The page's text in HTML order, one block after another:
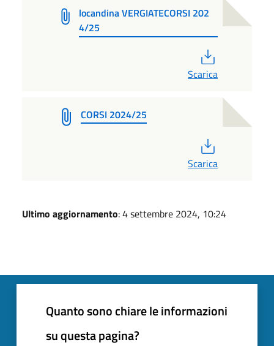
locandina VERGIATECORSI 202
4/25
Scarica
CORSI 2024/25
Scarica
Ultimo aggiornamento: 4 settembre 2024, 10:24
Quanto sono chiare le informazioni
su questa pagina?